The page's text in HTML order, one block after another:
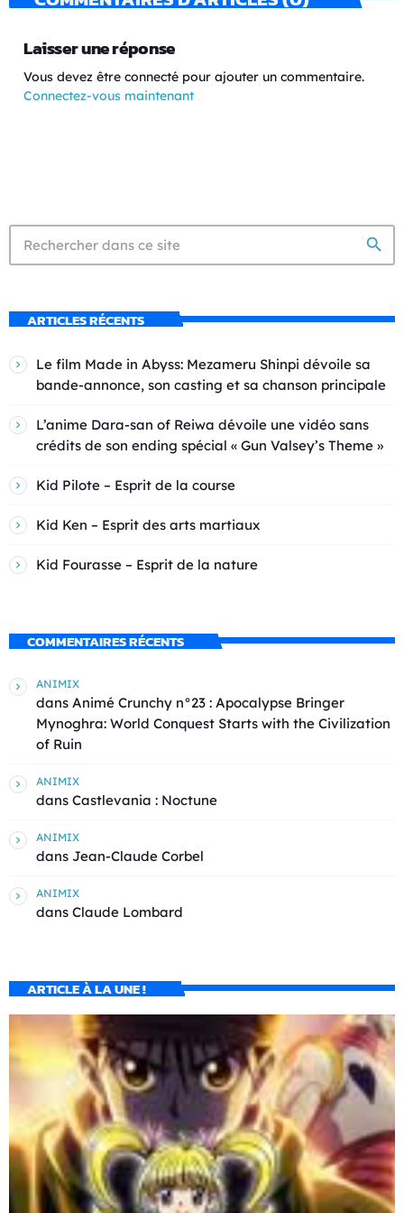
Laisser une réponse
Vous devez être connecté pour ajouter un commentaire.
Connectez-vous maintenant
search
ARTICLES RÉCENTS
Le film Made in Abyss: Mezameru Shinpi dévoile sa
bande-annonce, son casting et sa chanson principale
L’anime Dara-san of Reiwa dévoile une vidéo sans
crédits de son ending spécial « Gun Valsey’s Theme »
Kid Pilote – Esprit de la course
Kid Ken – Esprit des arts martiaux
Kid Fourasse – Esprit de la nature
COMMENTAIRES RÉCENTS
ANIMIX
dans Animé Crunchy n°23 : Apocalypse Bringer
Mynoghra: World Conquest Starts with the Civilization
of Ruin
ANIMIX
dans Castlevania : Noctune
ANIMIX
dans Jean-Claude Corbel
ANIMIX
dans Claude Lombard
ARTICLE À LA UNE !